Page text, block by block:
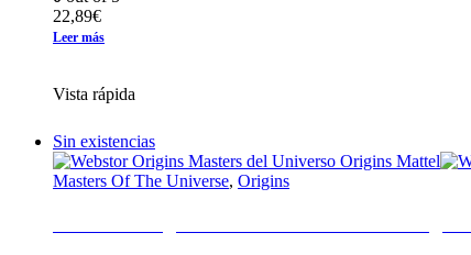
22,89€
Leer más
Vista rápida
Sin existencias
Masters Of The Universe, Origins